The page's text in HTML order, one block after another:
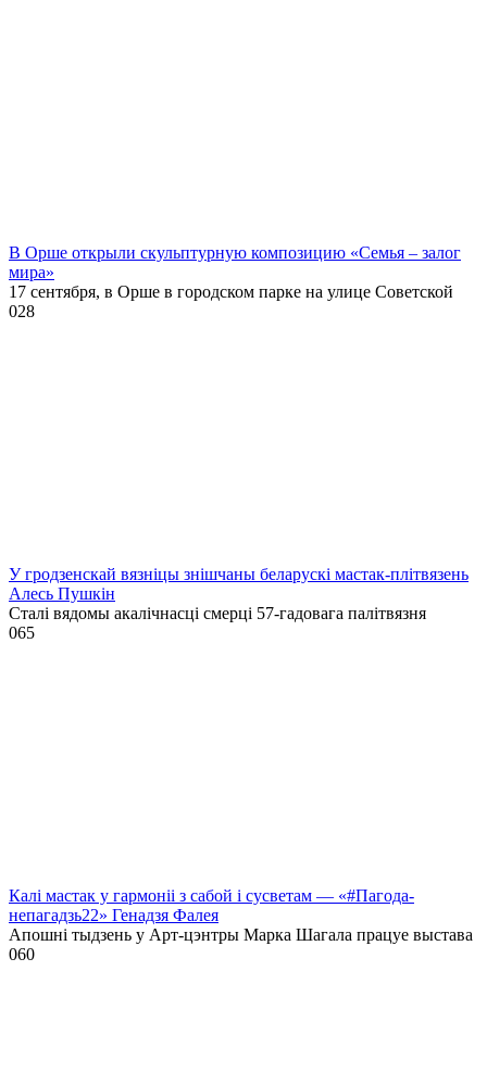
В Орше открыли скульптурную композицию «Семья – залог
мира»
17 сентября, в Орше в городском парке на улице Советской
028
У гродзенскай вязніцы знішчаны беларускі мастак-плітвязень
Алесь Пушкін
Сталі вядомы акалічнасці смерці 57-гадовага палітвязня
065
Калі мастак у гармоніі з сабой і сусветам — «#Пагода-
непагадзь22» Генадзя Фалея
Апошні тыдзень у Арт-цэнтры Марка Шагала працуе выстава
060